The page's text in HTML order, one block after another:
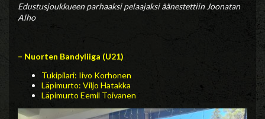
Edustusjoukkueen parhaaksi pelaajaksi äänestettiin Joonatan
Alho
– Nuorten Bandyliiga (U21)
Tukipilari: Iivo Korhonen
Läpimurto: Viljo Hatakka
Läpimurto Eemil Toivanen